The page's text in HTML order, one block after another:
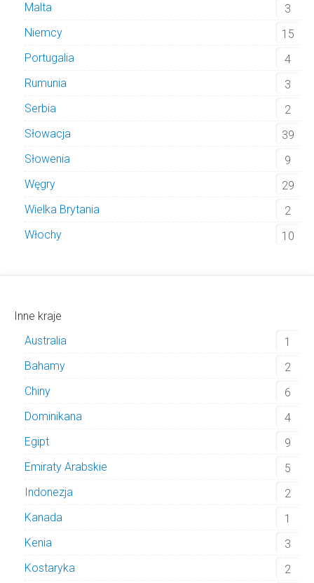
Malta
3
Niemcy
15
Portugalia
4
Rumunia
3
Serbia
2
Słowacja
39
Słowenia
9
Węgry
29
Wielka Brytania
2
Włochy
10
Inne kraje
Australia
1
Bahamy
2
Chiny
6
Dominikana
4
Egipt
9
Emiraty Arabskie
5
Indonezja
2
Kanada
1
Kenia
3
Kostaryka
2